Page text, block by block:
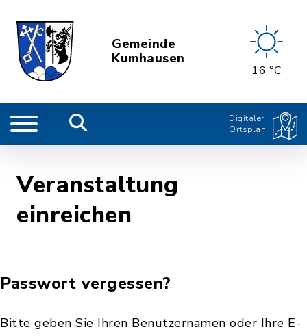
Gemeinde
Kumhausen
16 °C
Digitaler
Ortsplan
Veranstaltung
einreichen
Passwort vergessen?
Bitte geben Sie Ihren Benutzernamen oder Ihre E-